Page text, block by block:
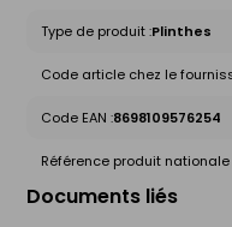
Type de produit :Plinthes
Code article chez le
Code EAN :8698109576254
Référence produit
Documents liés